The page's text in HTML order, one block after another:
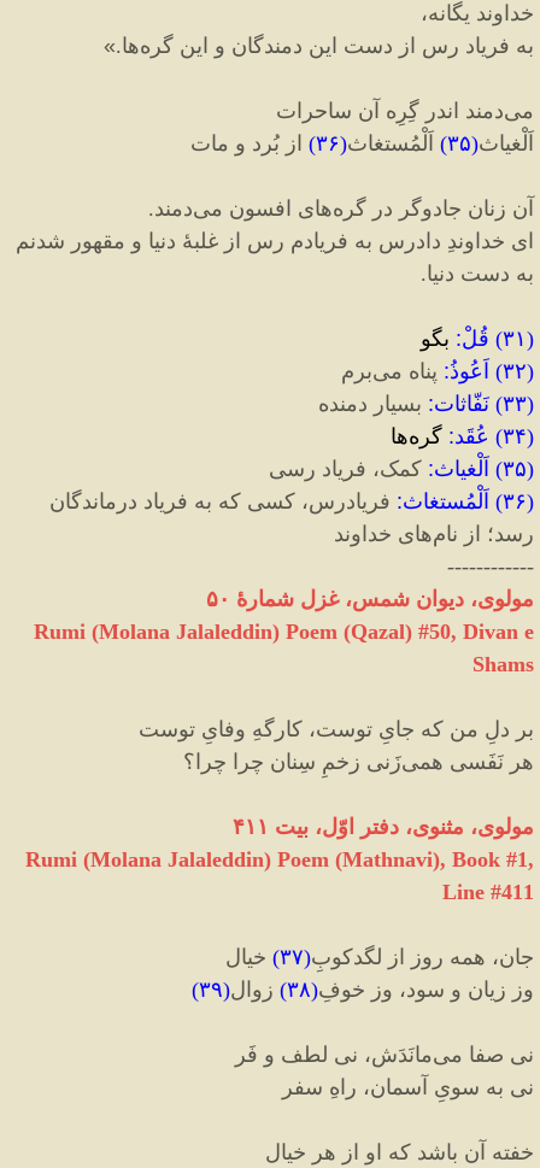
خداوند یگانه،
به فریاد رس از دست این دمندگان و این گره‌ها.»
می‌دمند اندر گِرِه آن ساحرات
اَلْغیاث(۳۵) اَلْمُستغاث(۳۶) از بُرد و مات
آن زنان جادوگر در گره‌های افسون می‌دمند.
ای خداوندِ دادرس به فریادم رس از غلبهٔ دنیا و مقهور شدنم
به دست دنیا.
(۳۱) قُلْ: بگو
(۳۲) اَعُوذُ: پناه می‌برم
(۳۳) نَفّاثات: بسیار دمنده
(۳۴) عُقَد: گره‌ها
(۳۵) اَلْغیاث: کمک، فریاد رسی
(۳۶) اَلْمُستغاث: فریادرس، کسی که به فریاد درماندگان
رسد؛ از نام‌های خداوند
------------
مولوی، دیوان شمس، غزل شمارهٔ ۵۰
Rumi (Molana Jalaleddin) Poem (Qazal) #50, Divan e
Shams
بر دلِ من که جایِ توست، کارگهِ وفایِ توست
هر نَفَسی همی‌زَنی زخمِ سِنان چرا چرا؟
مولوی، مثنوی، دفتر اوّل، بیت ۴۱۱
Rumi (Molana Jalaleddin) Poem (Mathnavi), Book #1,
Line #411
جان، همه روز از لگدکوبِ(۳۷) خیال
وز زیان و سود، وز خوفِ(۳۸) زوال(۳۹)
نی صفا می‌‌مانَدَش، نی لطف و فَر
نی به سویِ آسمان، راهِ سفر
خفته آن باشد که او از هر خیال